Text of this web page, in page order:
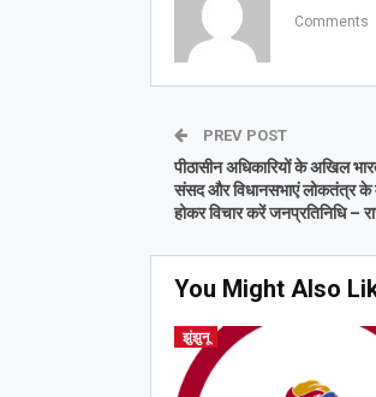
Comments
PREV POST
पीठासीन अधिकारियों के अखिल
संसद और विधानसभाएं लोकतंत्र के
होकर विचार करें जनप्रतिनिधि –
You Might Also
झुंझुनू